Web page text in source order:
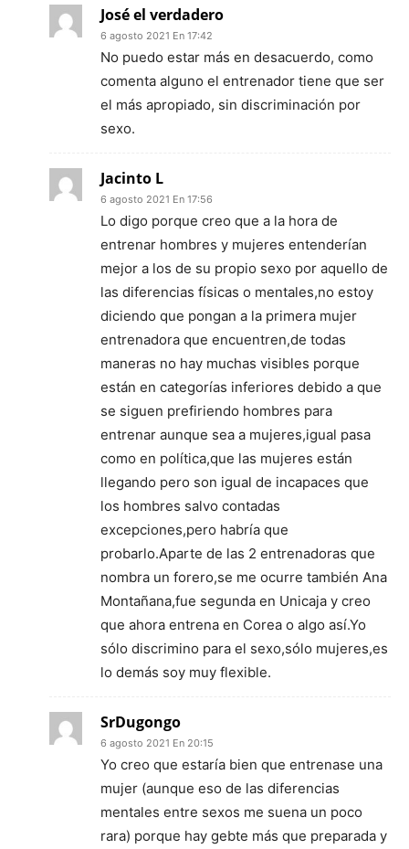
José el verdadero
6 agosto 2021 En 17:42
No puedo estar más en desacuerdo, como
comenta alguno el entrenador tiene que ser
el más apropiado, sin discriminación por
sexo.
Jacinto L
6 agosto 2021 En 17:56
Lo digo porque creo que a la hora de
entrenar hombres y mujeres entenderían
mejor a los de su propio sexo por aquello de
las diferencias físicas o mentales,no estoy
diciendo que pongan a la primera mujer
entrenadora que encuentren,de todas
maneras no hay muchas visibles porque
están en categorías inferiores debido a que
se siguen prefiriendo hombres para
entrenar aunque sea a mujeres,igual pasa
como en política,que las mujeres están
llegando pero son igual de incapaces que
los hombres salvo contadas
excepciones,pero habría que
probarlo.Aparte de las 2 entrenadoras que
nombra un forero,se me ocurre también Ana
Montañana,fue segunda en Unicaja y creo
que ahora entrena en Corea o algo así.Yo
sólo discrimino para el sexo,sólo mujeres,es
lo demás soy muy flexible.
SrDugongo
6 agosto 2021 En 20:15
Yo creo que estaría bien que entrenase una
mujer (aunque eso de las diferencias
mentales entre sexos me suena un poco
rara) porque hay gebte más que preparada y